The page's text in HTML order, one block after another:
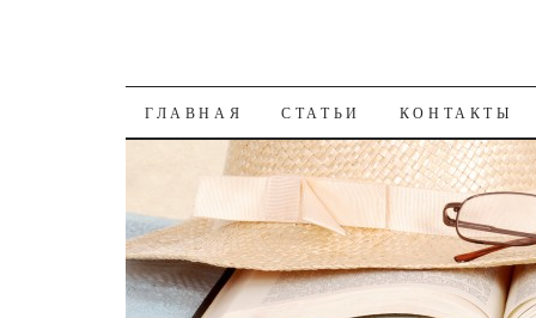
К СОДЕРЖАНИЮ
ГЛАВНАЯ СТАТЬИ КОНТАКТЫ